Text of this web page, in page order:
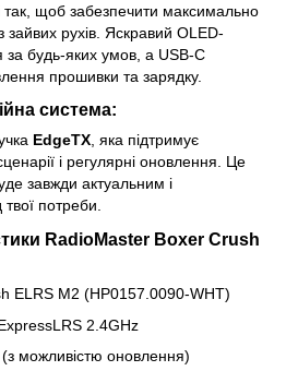
так, щоб забезпечити максимально
зайвих рухів. Яскравий OLED-
за будь-яких умов, а USB-C
прошивки та зарядку.
система:
EdgeTX, яка підтримує
і регулярні оновлення. Це
завжди актуальним і
потреби.
RadioMaster Boxer Crush
ELRS M2 (HP0157.0090-WHT)
2.4GHz
можливістю оновлення)